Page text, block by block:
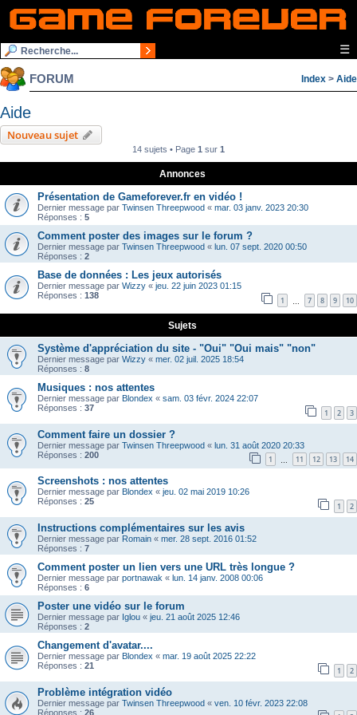
☰
FORUM Index > Aide
Aide
Nouveau sujet
14 sujets • Page 1 sur 1
Annonces
Présentation de Gameforever.fr en vidéo !
Dernier message par Twinsen Threepwood « mar. 03 janv. 2023 20:30
Réponses : 5
Comment poster des images sur le forum ?
Dernier message par Twinsen Threepwood « lun. 07 sept. 2020 00:50
Réponses : 2
Base de données : Les jeux autorisés
Dernier message par Wizzy « jeu. 22 juin 2023 01:15
Réponses : 138 1 7 8 9 10
Sujets
Système d'appréciation du site - "Oui" "Oui mais" "non"
Dernier message par Wizzy « mer. 02 juil. 2025 18:54
Réponses : 8
Musiques : nos attentes
Dernier message par Blondex « sam. 03 févr. 2024 22:07
Réponses : 37 1 2 3
Comment faire un dossier ?
Dernier message par Twinsen Threepwood « lun. 31 août 2020 20:33
Réponses : 200 1 11 12 13 14
Screenshots : nos attentes
Dernier message par Blondex « jeu. 02 mai 2019 10:26
Réponses : 25 1 2
Instructions complémentaires sur les avis
Dernier message par Romain « mer. 28 sept. 2016 01:52
Réponses : 7
Comment poster un lien vers une URL très longue ?
Dernier message par portnawak « lun. 14 janv. 2008 00:06
Réponses : 6
Poster une vidéo sur le forum
Dernier message par Iglou « jeu. 21 août 2025 12:46
Réponses : 2
Changement d'avatar....
Dernier message par Blondex « mar. 19 août 2025 22:22
Réponses : 21 1 2
Problème intégration vidéo
Dernier message par Twinsen Threepwood « ven. 10 févr. 2023 22:08
Réponses : 26